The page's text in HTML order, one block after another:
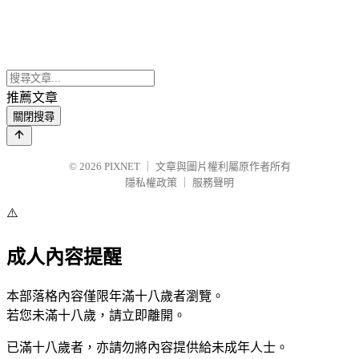
推薦文章
關閉搜尋
© 2026 PIXNET
文章與圖片權利屬原作者所有
隱私權政策
服務聲明
⚠️
成人內容提醒
本部落格內容僅限年滿十八歲者瀏覽。
若您未滿十八歲，請立即離開。
已滿十八歲者，亦請勿將內容提供給未成年人士。